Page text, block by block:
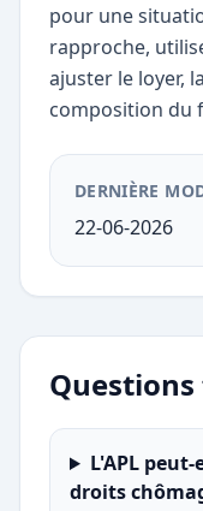
pour une
rapproche,
ajuster le loyer,
composition du
DERNIÈRE
22-06-2026
L'APL
droits